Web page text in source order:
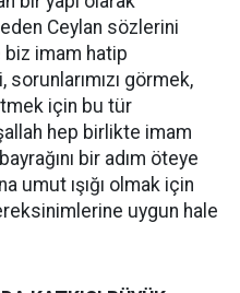
Ceylan sözlerini
imam hatip
görmek,
için bu tür
hep birlikte imam
bir adım öteye
umut ışığı olmak için
uygun hale